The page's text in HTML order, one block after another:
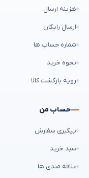
هزینه ارسال
ارسال رایگان
شماره حساب ها
نحوه خرید
رویه بازگشت کالا
حساب من
پیگیری سفارش
سبد خرید
علاقه مندی ها